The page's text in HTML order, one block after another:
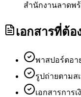
สำนักงานลาดพร้
เอกสารที่ต้อ
พาสปอร์ตอา
รูปถ่ายตามส
เอกสารการเ